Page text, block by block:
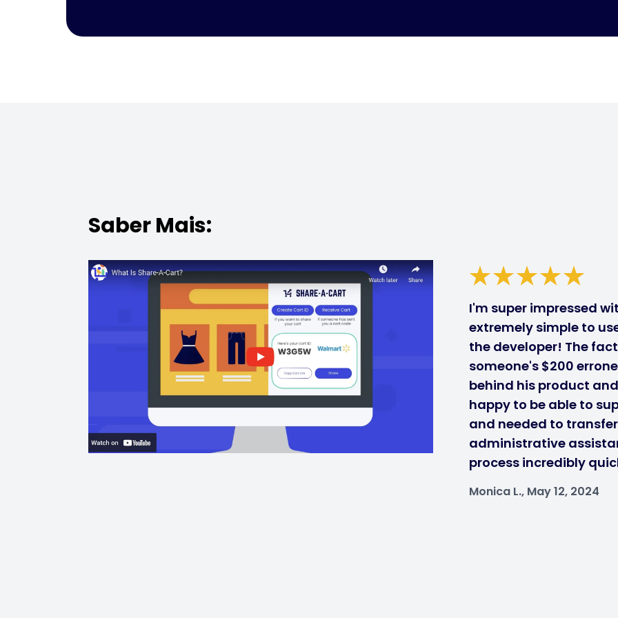
Saber Mais:
I'm super impressed
extremely simple to
the developer! The
someone's $200
behind his product
happy to be able to
and needed to
administrative
process incredibly
Monica L., May 12, 2024